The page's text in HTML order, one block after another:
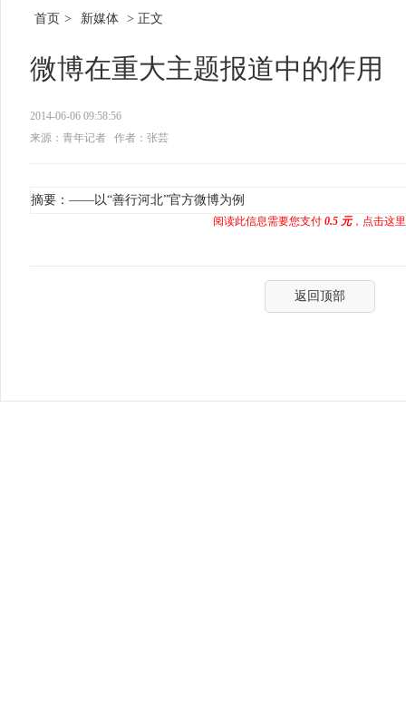
首页 > 新媒体 > 正文
微博在重大主题报道中的作用
2014-06-06 09:58:56
来源：青年记者
作者：张芸
摘要：——以“善行河北”官方微博为例
阅读此信息需要您支付 0.5 元，点击这
返回顶部